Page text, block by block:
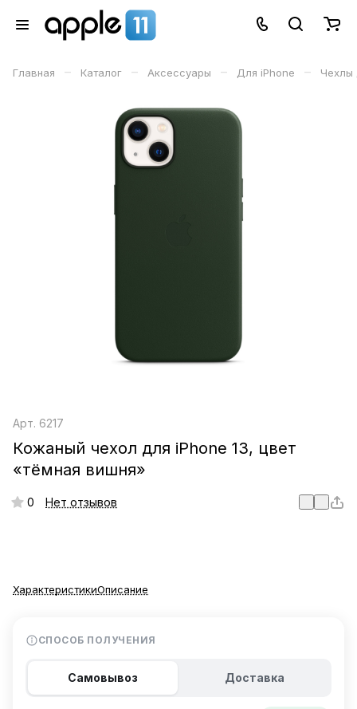
Главная – Каталог – Аксессуары – Для iPhone – Чехлы
Арт. 6217
Кожаный чехол для iPhone 13, цвет
«тёмная вишня»
0 Нет отзывов
ХарактеристикиОписание
СПОСОБ ПОЛУЧЕНИЯ
Самовывоз Доставка